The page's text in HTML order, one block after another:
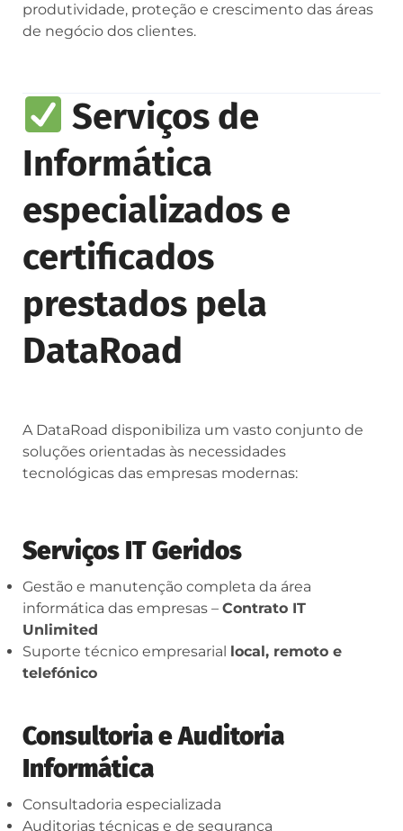
produtividade, proteção e crescimento das áreas
de negócio dos clientes.
Serviços de
Informática
especializados e
certificados
prestados pela
DataRoad
A DataRoad disponibiliza um vasto conjunto de
soluções orientadas às necessidades
tecnológicas das empresas modernas:
Serviços IT Geridos
Gestão e manutenção completa da área
informática das empresas – Contrato IT
Unlimited
Suporte técnico empresarial local, remoto e
telefónico
Consultoria e Auditoria
Informática
Consultadoria especializada
Auditorias técnicas e de segurança